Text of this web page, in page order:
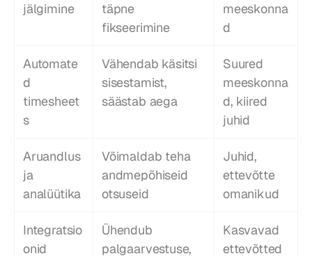
jälgimine
täpne
fikseerimine
meeskonna
d
Automate
d
timesheet
s
Vähendab käsitsi
sisestamist,
säästab aega
Suured
meeskonna
d, kiired
juhid
Aruandlus
ja
analüütika
Võimaldab teha
andmepõhiseid
otsuseid
Juhid,
ettevõtte
omanikud
Integratsio
onid
Ühendub
palgaarvestuse,
Kasvavad
ettevõtted